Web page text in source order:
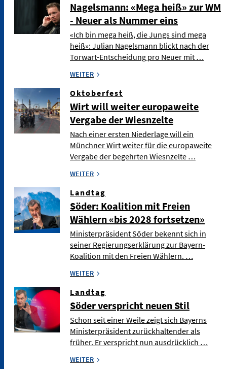
Nagelsmann: «Mega heiß» zur WM
- Neuer als Nummer eins
«Ich bin mega heiß, die Jungs sind mega
heiß»: Julian Nagelsmann blickt nach der
Torwart-Entscheidung pro Neuer mit …
WEITER
Oktoberfest
Wirt will weiter europaweite
Vergabe der Wiesnzelte
Nach einer ersten Niederlage will ein
Münchner Wirt weiter für die europaweite
Vergabe der begehrten Wiesnzelte …
WEITER
Landtag
Söder: Koalition mit Freien
Wählern «bis 2028 fortsetzen»
Ministerpräsident Söder bekennt sich in
seiner Regierungserklärung zur Bayern-
Koalition mit den Freien Wählern. …
WEITER
Landtag
Söder verspricht neuen Stil
Schon seit einer Weile zeigt sich Bayerns
Ministerpräsident zurückhaltender als
früher. Er verspricht nun ausdrücklich …
WEITER